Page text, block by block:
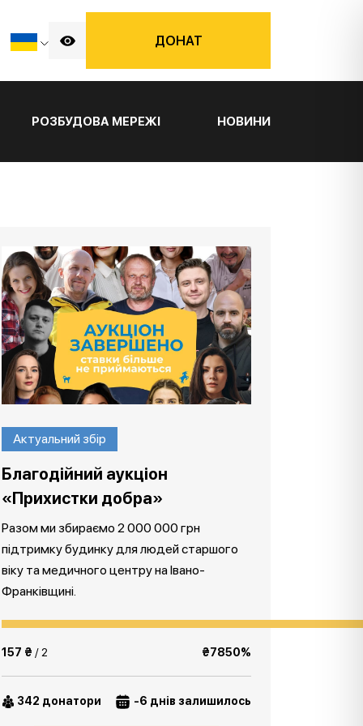
ДОНАТ
РОЗБУДОВА МЕРЕЖІ НОВИНИ
Актуальний збір
Благодійний аукціон
«Прихистки добра»
Разом ми збираємо 2 000 000 грн
підтримку будинку для людей старшого
віку та медичного центру на Івано-
Франківщині.
157 ₴ / 2 ₴7850%
342 донатори -6 днів залишилось